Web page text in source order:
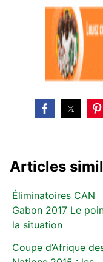
Articles
Éliminatoires CAN
Gabon 2017 Le
la situation
Coupe d’Afrique